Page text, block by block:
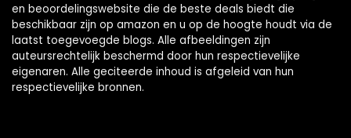
en beoordelingswebsite die de beste deals biedt die
beschikbaar zijn op amazon en u op de hoogte houdt via de
laatst toegevoegde blogs. Alle afbeeldingen zijn
auteursrechtelijk beschermd door hun respectievelijke
eigenaren. Alle geciteerde inhoud is afgeleid van hun
respectievelijke bronnen.